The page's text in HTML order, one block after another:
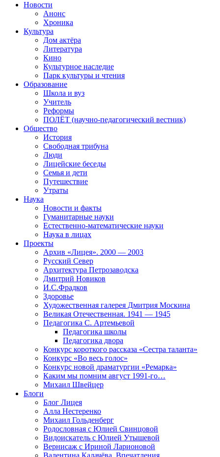
Новости
Анонс
Хроника
Культура
Дом актёра
Литература
Кино
Культурное наследие
Парк культуры и чтения
Образование
Школа и вуз
Учитель
Реформы
ПОЛЁТ (научно-педагогический вестник)
Общество
История
Свободная трибуна
Люди
Лицейские беседы
Семья и дети
Путешествие
Утраты
Наука
Новости и факты
Гуманитарные науки
Естественно-математические науки
Наука в лицах
Проекты
Архив «Лицея». 2000 — 2003
Русский Север
Архитектура Петрозаводска
Дмитрий Новиков
И.С.Фрадков
Здоровье
Художественная галерея Дмитрия Москина
Великая Отечественная. 1941 — 1945
Педагогика С. Артемьевой
Педагогика школы
Педагогика двора
Конкурс короткого рассказа «Сестра таланта»
Конкурс «Во весь голос»
Конкурс новой драматургии «Ремарка»
Каким мы помним август 1991-го…
Михаил Швейцер
Блоги
Блог Лицея
Алла Нестеренко
Михаил Гольденберг
Родословная с Юлией Свинцовой
Видоискатель с Юлией Утышевой
Вернисаж с Ириной Ларионовой